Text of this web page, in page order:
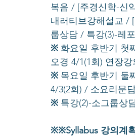
복음 / [주경신학-신
내러티브강해설교 /
룹상담 / 특강(3)-레
※ 화요일 후반기 첫
오경 4/1(1회) 연장
※ 목요일 후반기 둘
4/3(2회) / 소요리문
※ 특강(2)-소그룹상
※※Syllabus 강의계